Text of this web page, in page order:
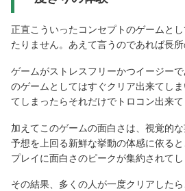
正直こういったコンセプトのゲームと
たりません。あえて言うのであれば長所
ゲームがストレスフリーかつイージー
のゲームとしてはすぐクリア出来てし
てしまったらそれだけでトロコン出来て
加えてこのゲームの面白さは、視覚的な
予想を上回る新鮮な挙動の体感に依る
プレイに面白さのピークが集約されてし
その結果、多くの人が一度クリアした